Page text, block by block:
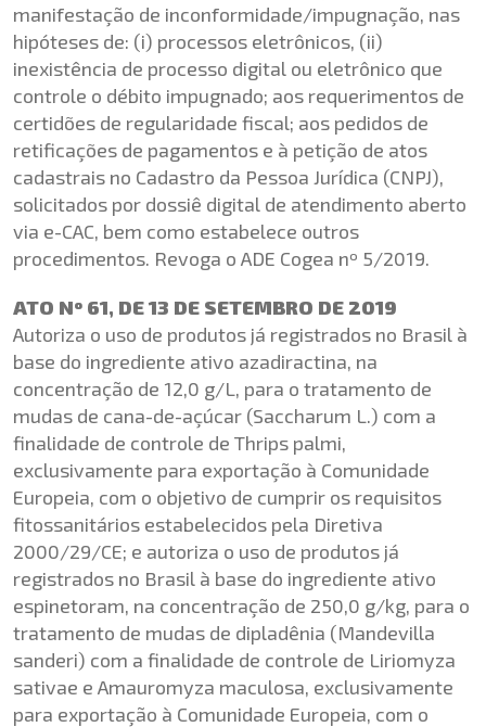
manifestação de inconformidade/impugnação, nas
hipóteses de: (i) processos eletrônicos, (ii)
inexistência de processo digital ou eletrônico que
controle o débito impugnado; aos requerimentos de
certidões de regularidade fiscal; aos pedidos de
retificações de pagamentos e à petição de atos
cadastrais no Cadastro da Pessoa Jurídica (CNPJ),
solicitados por dossiê digital de atendimento aberto
via e-CAC, bem como estabelece outros
procedimentos. Revoga o ADE Cogea nº 5/2019.
ATO Nº 61, DE 13 DE SETEMBRO DE 2019
Autoriza o uso de produtos já registrados no Brasil à
base do ingrediente ativo azadiractina, na
concentração de 12,0 g/L, para o tratamento de
mudas de cana-de-açúcar (Saccharum L.) com a
finalidade de controle de Thrips palmi,
exclusivamente para exportação à Comunidade
Europeia, com o objetivo de cumprir os requisitos
fitossanitários estabelecidos pela Diretiva
2000/29/CE; e autoriza o uso de produtos já
registrados no Brasil à base do ingrediente ativo
espinetoram, na concentração de 250,0 g/kg, para o
tratamento de mudas de dipladênia (Mandevilla
sanderi) com a finalidade de controle de Liriomyza
sativae e Amauromyza maculosa, exclusivamente
para exportação à Comunidade Europeia, com o